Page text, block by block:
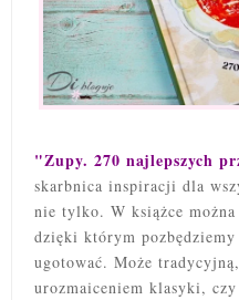
"Zupy. 270 najlepszych
skarbnica inspiracji dla
nie tylko. W książce
dzięki którym
ugotować. Może
urozmaiceniem klasyki,